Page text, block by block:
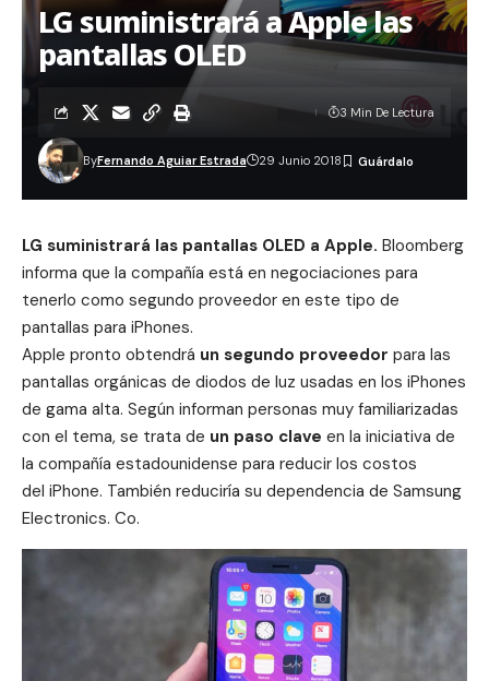
LG suministrará a Apple las
pantallas OLED
ByFernando Aguiar Estrada 29 Junio 2018
3 Min De Lectura
LG suministrará las pantallas OLED a Apple. Bloomberg
informa que la compañía está en negociaciones para
tenerlo como segundo proveedor en este tipo de
pantallas para iPhones.
Apple pronto obtendrá un segundo proveedor para las
pantallas orgánicas de diodos de luz usadas en los iPhones
de gama alta. Según informan personas muy familiarizadas
con el tema, se trata de un paso clave en la iniciativa de
la compañía estadounidense para reducir los costos
del iPhone. También reduciría su dependencia de Samsung
Electronics. Co.